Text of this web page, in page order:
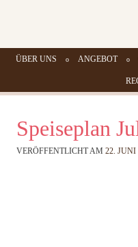
Damit aus munteren Kindern
ZUM INHALT SPRINGEN
ÜBER UNS ANGEBOT
Speiseplan
VERÖFFENTLICHT AM 22. JUNI